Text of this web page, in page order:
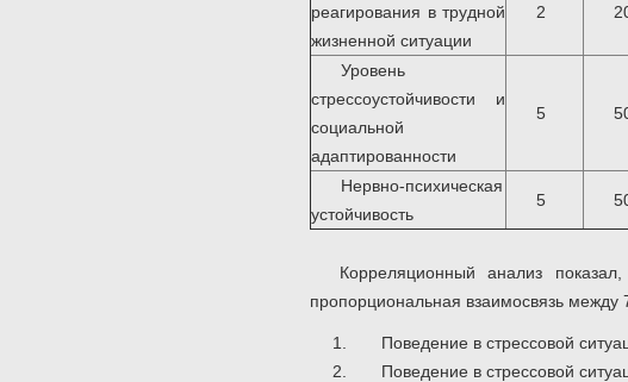
реагирования в трудной
жизненной ситуации
2
Уровень
стрессоустойчивости и
социальной
адаптированности
5
Нервно-психическая
устойчивость
5
Корреляционный анализ
пропорциональная взаимосвязь между
Поведение в стрессовой
Поведение в стрессовой